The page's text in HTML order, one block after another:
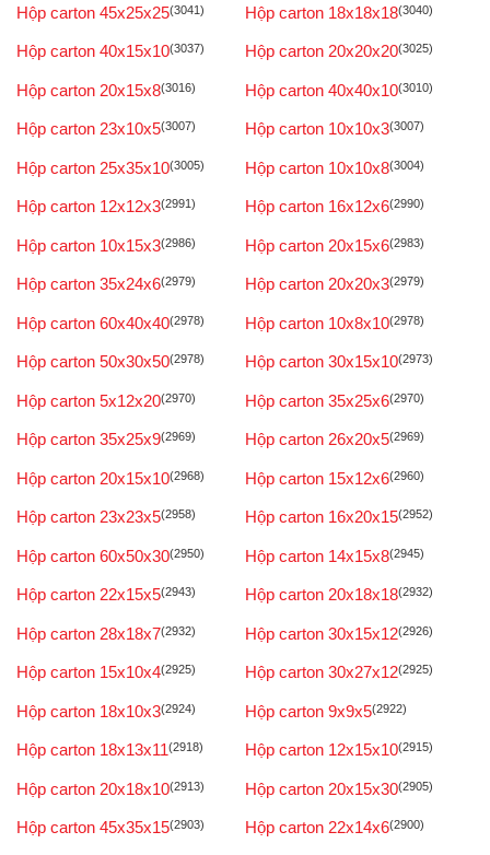
Hộp carton 45x25x25(3041) Hộp carton 18x18x18(3040)
Hộp carton 40x15x10(3037) Hộp carton 20x20x20(3025)
Hộp carton 20x15x8(3016) Hộp carton 40x40x10(3010)
Hộp carton 23x10x5(3007) Hộp carton 10x10x3(3007)
Hộp carton 25x35x10(3005) Hộp carton 10x10x8(3004)
Hộp carton 12x12x3(2991) Hộp carton 16x12x6(2990)
Hộp carton 10x15x3(2986) Hộp carton 20x15x6(2983)
Hộp carton 35x24x6(2979) Hộp carton 20x20x3(2979)
Hộp carton 60x40x40(2978) Hộp carton 10x8x10(2978)
Hộp carton 50x30x50(2978) Hộp carton 30x15x10(2973)
Hộp carton 5x12x20(2970) Hộp carton 35x25x6(2970)
Hộp carton 35x25x9(2969) Hộp carton 26x20x5(2969)
Hộp carton 20x15x10(2968) Hộp carton 15x12x6(2960)
Hộp carton 23x23x5(2958) Hộp carton 16x20x15(2952)
Hộp carton 60x50x30(2950) Hộp carton 14x15x8(2945)
Hộp carton 22x15x5(2943) Hộp carton 20x18x18(2932)
Hộp carton 28x18x7(2932) Hộp carton 30x15x12(2926)
Hộp carton 15x10x4(2925) Hộp carton 30x27x12(2925)
Hộp carton 18x10x3(2924) Hộp carton 9x9x5(2922)
Hộp carton 18x13x11(2918) Hộp carton 12x15x10(2915)
Hộp carton 20x18x10(2913) Hộp carton 20x15x30(2905)
Hộp carton 45x35x15(2903) Hộp carton 22x14x6(2900)